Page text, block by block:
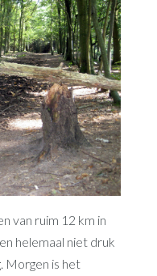
van ruim 12 km in
helemaal niet druk
Morgen is het